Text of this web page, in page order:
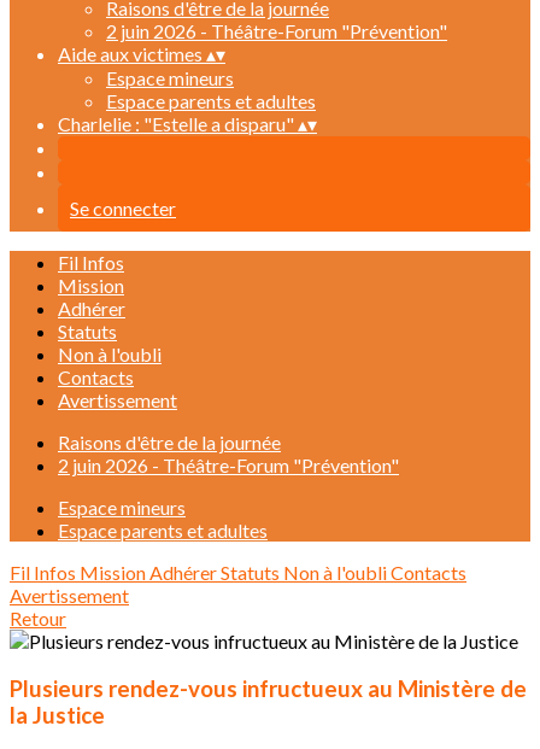
Raisons d'être de la journée
2 juin 2026 - Théâtre-Forum "Prévention"
Aide aux victimes ▴▾
Espace mineurs
Espace parents et adultes
Charlelie : "Estelle a disparu"▴▾
Se connecter
Fil Infos
Mission
Adhérer
Statuts
Non à l'oubli
Contacts
Avertissement
Raisons d'être de la journée
2 juin 2026 - Théâtre-Forum "Prévention"
Espace mineurs
Espace parents et adultes
Fil Infos MissionAdhérerStatuts Non à l'oubliContacts
Avertissement
Retour
Plusieurs rendez-vous infructueux au Ministère de
la Justice